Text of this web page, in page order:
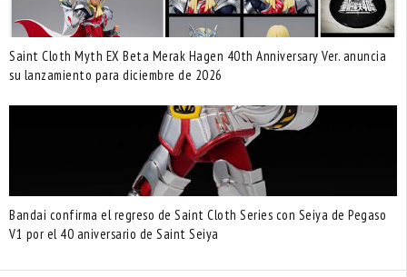
Saint Cloth Myth EX Beta Merak Hagen 40th Anniversary Ver. anuncia
su lanzamiento para diciembre de 2026
Bandai confirma el regreso de Saint Cloth Series con Seiya de Pegaso
V1 por el 40 aniversario de Saint Seiya